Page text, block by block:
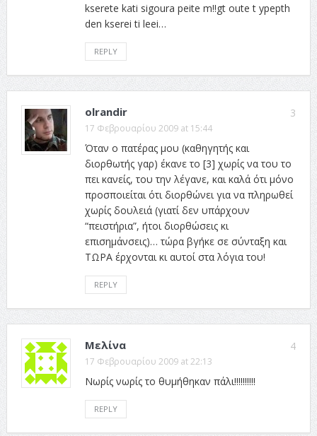
kserete kati sigoura peite m!!gt oute t ypepth
den kserei ti leei…
REPLY
3
olrandir
17 Φεβρουαρίου 2009 at 15:44
Όταν ο πατέρας μου (καθηγητής και
διορθωτής γαρ) έκανε το [3] χωρίς να του το
πει κανείς, του την λέγανε, και καλά ότι μόνο
προσποιείται ότι διορθώνει για να πληρωθεί
χωρίς δουλειά (γιατί δεν υπάρχουν
“πειστήρια”, ήτοι διορθώσεις κι
επισημάνσεις)… τώρα βγήκε σε σύνταξη και
ΤΩΡΑ έρχονται κι αυτοί στα λόγια του!
REPLY
4
Μελίνα
17 Φεβρουαρίου 2009 at 22:13
Νωρίς νωρίς το θυμήθηκαν πάλι!!!!!!!!!!
REPLY